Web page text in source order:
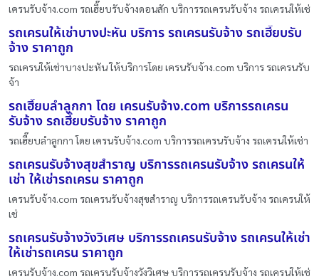
เครนรับจ้าง.com รถเฮี๊ยบรับจ้างดอนสัก บริการรถเครนรับจ้าง รถเครนให้เช่
รถเครนให้เช่าบางปะหัน บริการ รถเครนรับจ้าง รถเฮี๊ยบรับ
จ้าง ราคาถูก
รถเครนให้เช่าบางปะหัน ให้บริการโดย เครนรับจ้าง.com บริการ รถเครนรับ
จ้า
รถเฮี๊ยบลำลูกกา โดย เครนรับจ้าง.com บริการรถเครน
รับจ้าง รถเฮี๊ยบรับจ้าง ราคาถูก
รถเฮี๊ยบลำลูกกา โดย เครนรับจ้าง.com บริการรถเครนรับจ้าง รถเครนให้เช่า
รถเครนรับจ้างสุขสำราญ บริการรถเครนรับจ้าง รถเครนให้
เช่า ให้เช่ารถเครน ราคาถูก
เครนรับจ้าง.com รถเครนรับจ้างสุขสำราญ บริการรถเครนรับจ้าง รถเครนให้
เช่
รถเครนรับจ้างวังวิเศษ บริการรถเครนรับจ้าง รถเครนให้เช่า
ให้เช่ารถเครน ราคาถูก
เครนรับจ้าง.com รถเครนรับจ้างวังวิเศษ บริการรถเครนรับจ้าง รถเครนให้เช่